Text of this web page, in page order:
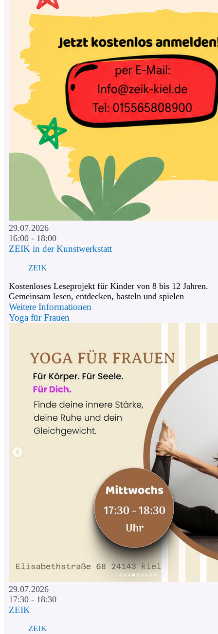
29.07.2026
16:00 - 18:00
ZEIK in der Kunstwerkstatt
ZEIK
Kostenloses Leseprojekt für Kinder von 8 bis 12 Jahren.
Gemeinsam lesen, entdecken, basteln und spielen
Weitere Informationen
Yoga für Frauen
29.07.2026
17:30 - 18:30
ZEIK
ZEIK